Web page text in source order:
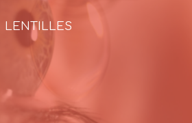
LENTILLES